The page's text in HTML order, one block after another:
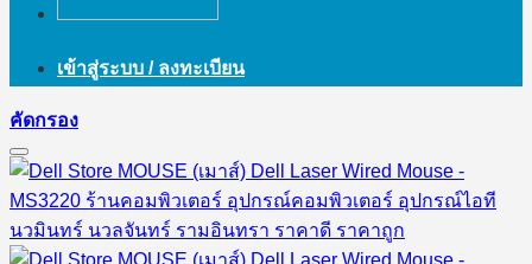
เข้าสู่ระบบ / ลงทะเบียน
คัดกรอง